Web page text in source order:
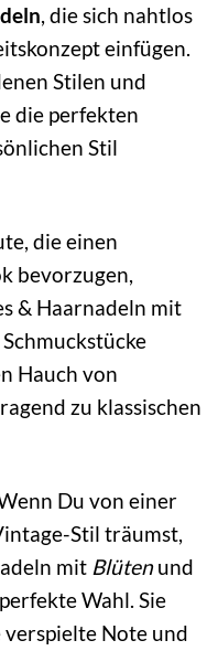
, die sich nahtlos
einfügen.
Stilen und
die perfekten
Stil
die einen
bevorzugen,
& Haarnadeln mit
Schmuckstücke
Hauch von
zu klassischen
Du von einer
Stil träumst,
mit Blütenund
Wahl. Sie
Note und